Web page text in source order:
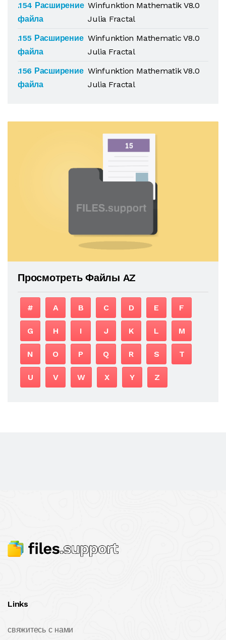
.154 Расширение
файла
Winfunktion Mathematik V8.0
Julia Fractal
.155 Расширение
файла
Winfunktion Mathematic V8.0
Julia Fractal
.156 Расширение
файла
Winfunktion Mathematik V8.0
Julia Fractal
Просмотреть Файлы AZ
# A B C D E F
G H I J K L M
N O P Q R S T
U V W X Y Z
Links
свяжитесь с нами